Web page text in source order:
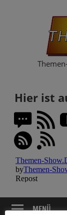
Hier ist
MENÜ